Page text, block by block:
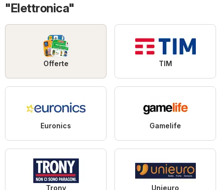
"Elettronica"
Offerte TIM
Euronics Gamelife
Trony Unieuro